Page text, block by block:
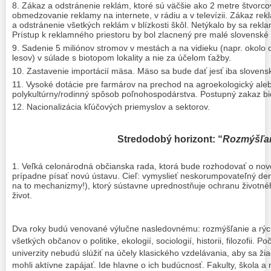
Zákaz a odstránenie reklám, ktoré sú väčšie ako 2 metre
obmedzovanie reklamy na internete, v rádiu a v televízii. Zákaz
a odstránenie všetkých reklám v blízkosti škôl. Netýkalo by sa
Prístup k reklamného priestoru by bol zlacnený pre malé slovenské
Sadenie 5 miliónov stromov v mestách a na vidieku (napr. okolo
lesov) v súlade s biotopom lokality a nie za účelom ťažby.
Zastavenie importácií mäsa. Mäso sa bude dať jesť iba
Vysoké dotácie pre farmárov na prechod na agroekologický
polykultúrny/rodinný spôsob poľnohospodárstva. Postupný zakaz
Nacionalizácia kľúčových priemyslov a sektorov.
Stredodobý horizont: “
Veľká celonárodná občianska rada, ktorá bude rozhodovať o
prípadne písať novú ústavu. Cieľ: vymyslieť neskorumpovateľný
na to mechanizmy!), ktorý sústavne uprednostňuje ochranu
život.
Dva roky budú venované výlučne nasledovnému: rozmýšľanie a
všetkých občanov o politike, ekologií, sociologií, historii, filozofii.
univerzity nebudú slúžiť na účely klasického vzdelávania, aby sa
mohli aktívne zapájať. Ide hlavne o ich budúcnosť. Fakulty, škola a